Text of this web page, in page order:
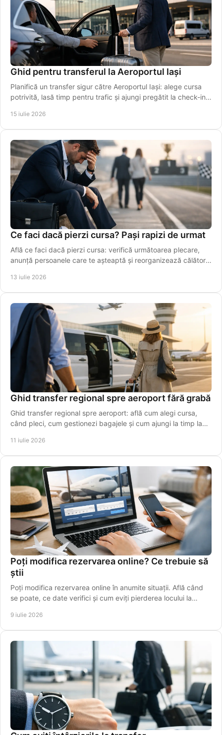
Ghid pentru transferul la Aeroportul Iași
Planifică un transfer sigur către Aeroportul Iași: alege cursa
potrivită, lasă timp pentru trafic și ajungi pregătit la check-in,
15 iulie 2026
Ce faci dacă pierzi cursa? Pași rapizi de urmat
Află ce faci dacă pierzi cursa: verifică următoarea plecare,
anunță persoanele care te așteaptă și reorganizează călătoria
13 iulie 2026
Ghid transfer regional spre aeroport fără grabă
Ghid transfer regional spre aeroport: află cum alegi cursa,
când pleci, cum gestionezi bagajele și cum ajungi la timp la
11 iulie 2026
Poți modifica rezervarea online? Ce trebuie să
știi
Poți modifica rezervarea online în anumite situații. Află când
se poate, ce date verifici și cum eviți pierderea locului la
9 iulie 2026